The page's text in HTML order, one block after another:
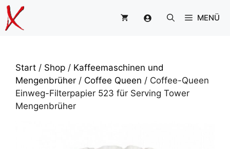
Zum
Inhalt
springen
MENÜ
Start / Shop / Kaffeemaschinen und
Mengenbrüher / Coffee Queen / Coffee-Queen
Einweg-Filterpapier 523 für Serving Tower
Mengenbrüher